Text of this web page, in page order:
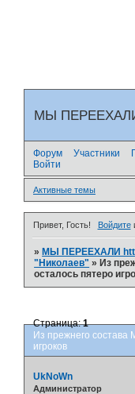
МЫ ПЕРЕЕХАЛИ
Форум Участники
Войти
Активные темы
Привет, Гость! Войдите
»МЫ ПЕРЕЕХАЛИ
"Николаев" »Из
осталось пятеро
Из прежнего состава
игроков
Страница:1
UkNoWn
Администратор